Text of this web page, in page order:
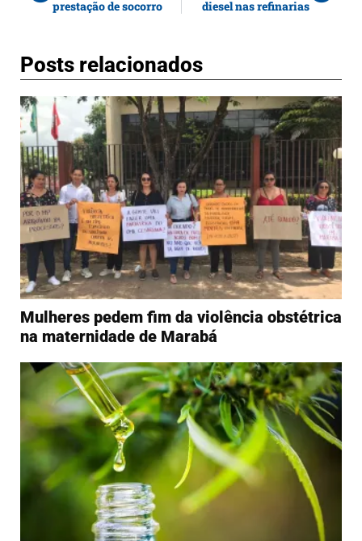
prestação de socorro diesel nas refinarias
Posts relacionados
Mulheres pedem fim da violência obstétrica
na maternidade de Marabá